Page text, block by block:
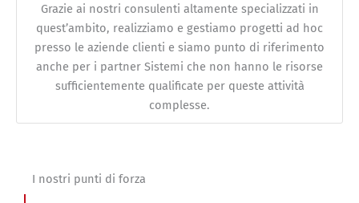
Grazie ai nostri consulenti altamente specializzati in
quest’ambito, realizziamo e gestiamo progetti ad hoc
presso le aziende clienti e siamo punto di riferimento
anche per i partner Sistemi che non hanno le risorse
sufficientemente qualificate per queste attività
complesse.
I nostri punti di forza